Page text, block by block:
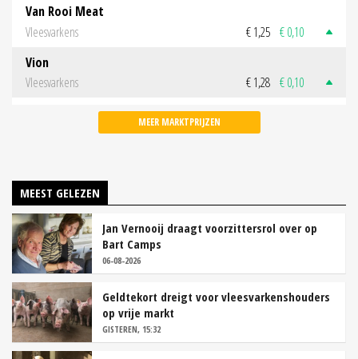
Van Rooi Meat
Vleesvarkens
€ 1,25 € 0,10
Vion
Vleesvarkens
€ 1,28 € 0,10
MEER MARKTPRIJZEN
MEEST GELEZEN
Jan Vernooij draagt voorzittersrol over op
Bart Camps
06-08-2026
Geldtekort dreigt voor vleesvarkenshouders
op vrije markt
GISTEREN, 15:32